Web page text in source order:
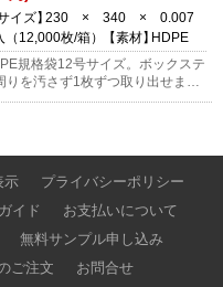
イズ
230 × 340 × 0.007
12,000枚/箱） 素材
HDPE
規格袋12号サイズ。ボックステ
りを汚さず1枚ずつ取り出せま
としたポリ袋です。コンパクトで
示
プライバシーポリシー
イド
お支払いについて
無料サンプル申し込み
ご注文
お問合せ